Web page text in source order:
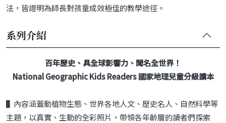
法，皆證明為師長對孩童成效極佳的教學途徑。
系列介紹
百年歷史、具全球影響力、聞名全世界！
National Geographic Kids Readers 國家地理兒童分級讀本
▌內容涵蓋動植物生態、世界各地人文、歷史名人、自然科學等
主題，以真實、生動的全彩照片，帶領各年齡層的讀者們探索